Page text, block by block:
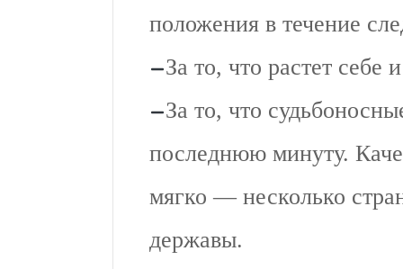
положения в течение
За то, что растет себе
За то, что
последнюю минуту.
мягко — несколько
державы.